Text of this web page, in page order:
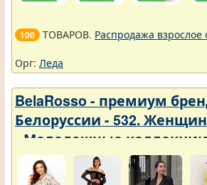
100 ТОВАРОВ. Распродажа взрослое
Орг: Леда
BelaRosso - премиум
Белоруссии - 532.
- Молодежные